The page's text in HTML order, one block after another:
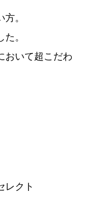
。
。
おいて超こだわ
レクト